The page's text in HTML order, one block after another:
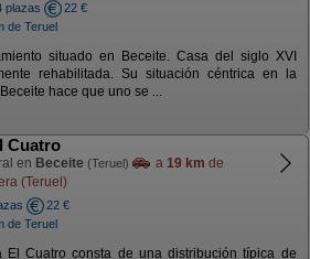
plazas
22 €
de Teruel
situado en Beceite. Casa del siglo XVI
rehabilitada. Su situación céntrica en la
hace que uno se ...
Cuatro
en Beceite (Teruel) a 19 km de
(Teruel)
22 €
de Teruel
El Cuatro consta de una distribución típica de